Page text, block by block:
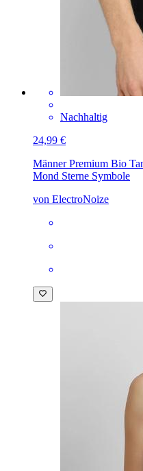
Nachhaltig
24,99 €
Männer Premium Bio
Mond Sterne Symbole
von ElectroNoize